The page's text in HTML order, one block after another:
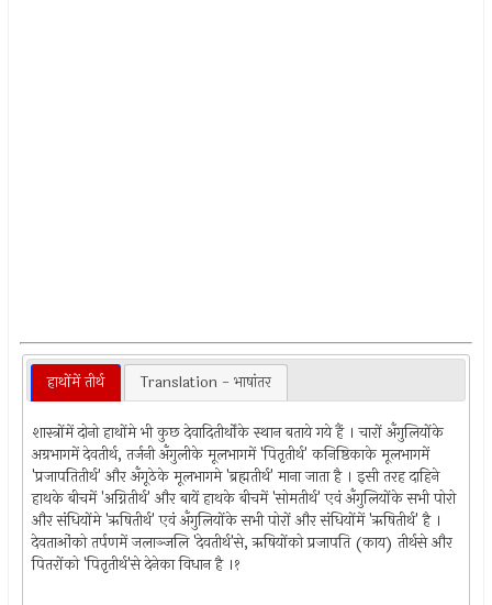
हाथोंमें तीर्थ Translation - भाषांतर
शास्त्रोंमें दोनो हाथोंमे भी कुछ देवादितीर्थोंके स्थान बताये गये हैं । चारों अँगुलियोंके
अग्रभागमें देवतीर्थ, तर्जनी अँगुलीके मूलभागमें 'पितृतीर्थ' कनिष्ठिकाके मूलभागमें
'प्रजापतितीर्थ' और अँगूठेके मूलभागमे 'ब्रह्मतीर्थ' माना जाता है । इसी तरह दाहिने
हाथके बीचमें 'अग्नितीर्थ' और बायें हाथके बीचमें 'सोमतीर्थ' एवं अँगुलियोंके सभी पोरो
और संधियोंमे 'ऋषितीर्थ' एवं अँगुलियोंके सभी पोरों और संधियोंमें 'ऋषितीर्थ' है ।
देवताओंको तर्पणमें जलाञ्जलि 'देवतीर्थ'से, ऋषियोंको प्रजापति (काय) तीर्थसे और
पितरोंको 'पितृतीर्थ'से देनेका विधान है ।१